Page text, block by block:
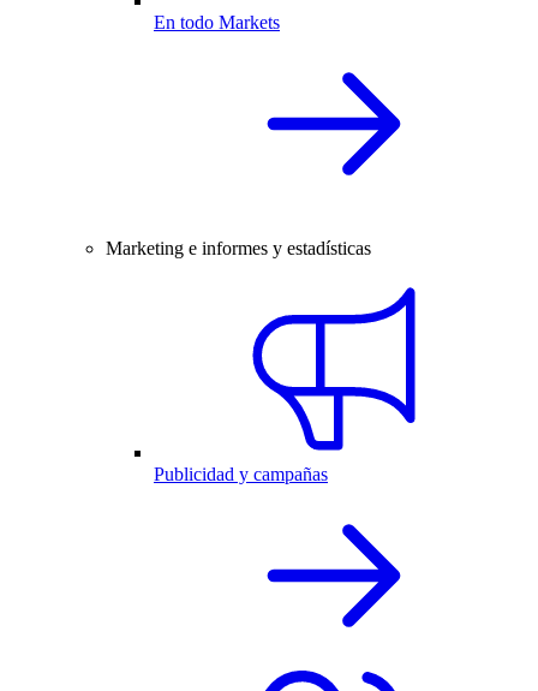
En todo Markets
Marketing e informes y estadísticas
Publicidad y campañas